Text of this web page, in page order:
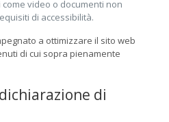
video o documenti non
di accessibilità.
a ottimizzare il sito web
di cui sopra pienamente
di